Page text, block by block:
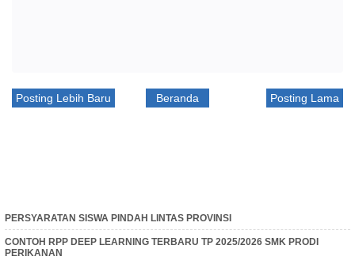
Posting Lebih Baru Posting Lama
Beranda
PERSYARATAN SISWA PINDAH LINTAS PROVINSI
CONTOH RPP DEEP LEARNING TERBARU TP 2025/2026 SMK PRODI
PERIKANAN